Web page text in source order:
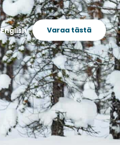
English Varaa tästä